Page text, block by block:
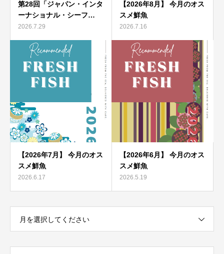
第28回「ジャパン・インタ
ーナショナル・シーフ…
2026.7.29
【2026年8月】 今月のオス
スメ鮮魚
2026.7.16
【2026年7月】 今月のオス
スメ鮮魚
2026.6.17
【2026年6月】 今月のオス
スメ鮮魚
2026.5.19
月を選択してください